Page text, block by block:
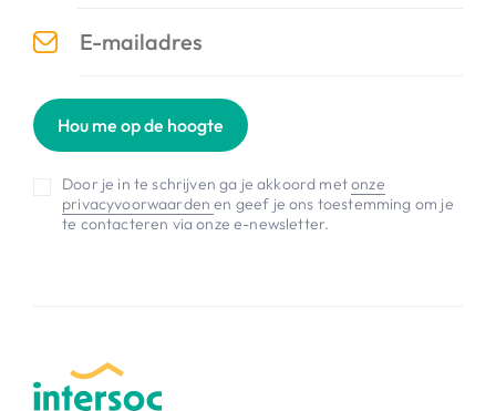
Hou me op de hoogte
Door je in te schrijven ga je akkoord metonze
privacyvoorwaardenen geef je ons toestemming om je
te contacteren via onze e-newsletter.